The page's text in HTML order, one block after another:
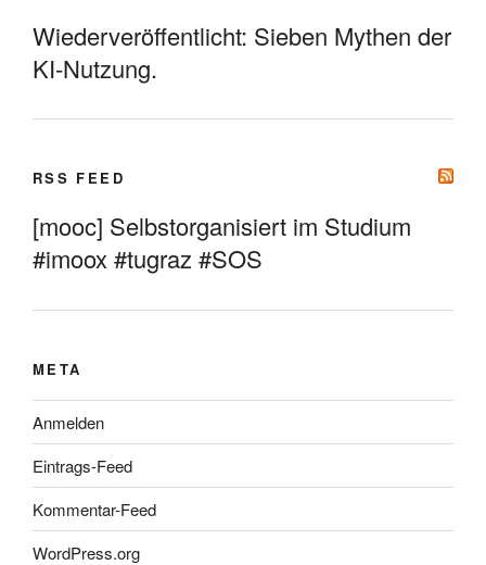
Wiederveröffentlicht: Sieben Mythen der
KI-Nutzung.
RSS FEED
[mooc] Selbstorganisiert im Studium
#imoox #tugraz #SOS
META
Anmelden
Eintrags-Feed
Kommentar-Feed
WordPress.org